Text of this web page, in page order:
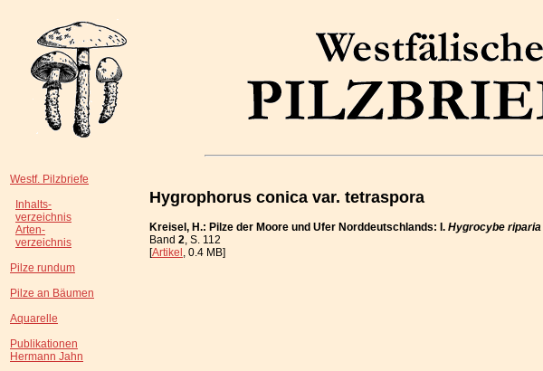
Westf. Pilzbriefe
Inhalts-
verzeichnis
Arten-
verzeichnis
Pilze rundum
Pilze an Bäumen
Aquarelle
Publikationen
Hermann Jahn
Hygrophorus conica var. tetraspora
Kreisel, H.: Pilze der Moore und Ufer Norddeutschlands: I. Hygrocybe riparia
Band 2, S. 112
[Artikel, 0.4 MB]